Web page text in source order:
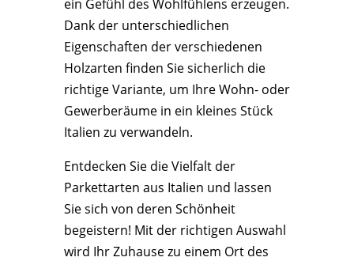
ein Gefühl des Wohlfühlens erzeugen.
Dank der unterschiedlichen
Eigenschaften der verschiedenen
Holzarten finden Sie sicherlich die
richtige Variante, um Ihre Wohn- oder
Gewerberäume in ein kleines Stück
Italien zu verwandeln.
Entdecken Sie die Vielfalt der
Parkettarten aus Italien und lassen
Sie sich von deren Schönheit
begeistern! Mit der richtigen Auswahl
wird Ihr Zuhause zu einem Ort des